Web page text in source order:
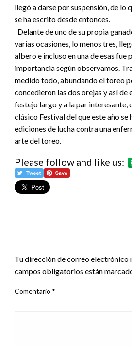
llegó a darse por suspensión, de lo
se ha escrito desde entonces.
Delante de uno de su propia
varias ocasiones, lo menos tres,
albero e incluso en una de esas fue
importancia según observamos.
medido todo, abundando el toreo
concedieron las dos orejas y así de
festejo largo y a la par interesante,
clásico Festival del que este año se
ediciones de lucha contra una
arte del toreo.
Please follow and like us:
Tu dirección de correo electrónico
campos obligatorios están
Comentario *